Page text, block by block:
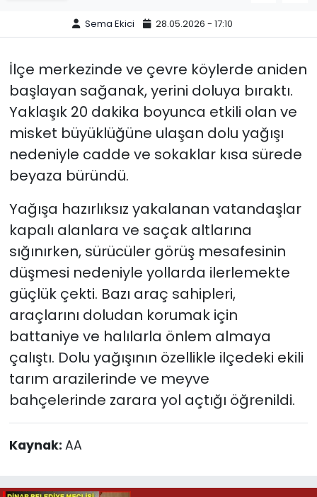
Sema Ekici 28.05.2026 - 17:10
​İlçe merkezinde ve çevre köylerde aniden
başlayan sağanak, yerini doluya bıraktı.
Yaklaşık 20 dakika boyunca etkili olan ve
misket büyüklüğüne ulaşan dolu yağışı
nedeniyle cadde ve sokaklar kısa sürede
beyaza büründü.
Yağışa hazırlıksız yakalanan vatandaşlar
kapalı alanlara ve saçak altlarına
sığınırken, sürücüler görüş mesafesinin
düşmesi nedeniyle yollarda ilerlemekte
güçlük çekti. Bazı araç sahipleri,
araçlarını doludan korumak için
battaniye ve halılarla önlem almaya
çalıştı. Dolu yağışının özellikle ilçedeki ekili
tarım arazilerinde ve meyve
bahçelerinde zarara yol açtığı öğrenildi.
Kaynak: AA